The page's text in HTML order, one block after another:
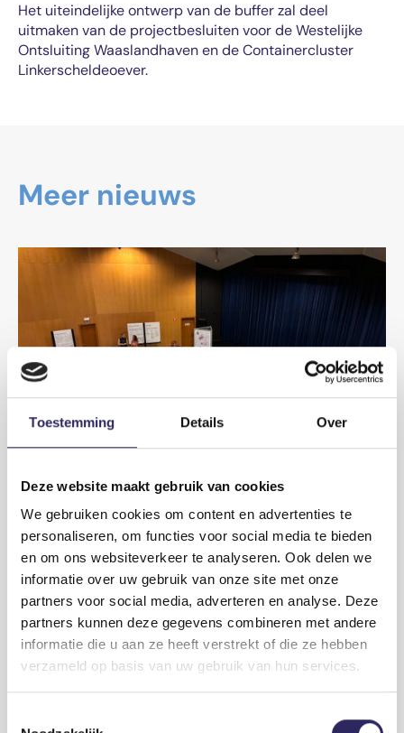
Toestemming Details Over
Deze website maakt gebruik van cookies
We gebruiken cookies om content en advertenties te
personaliseren, om functies voor social media te bieden
en om ons websiteverkeer te analyseren. Ook delen we
informatie over uw gebruik van onze site met onze
partners voor social media, adverteren en analyse. Deze
partners kunnen deze gegevens combineren met andere
informatie die u aan ze heeft verstrekt of die ze hebben
verzameld op basis van uw gebruik van hun services.
Het uiteindelijke ontwerp van de buffer zal deel
uitmaken van de projectbesluiten voor de Westelijke
Ontsluiting Waaslandhaven en de Containercluster
Linkerscheldeoever.
Meer nieuws
2026-06-26
Infomarkt licht openbaar onderzoek
Containercluster Linkerscheldeoever toe
Ruim 150 geïnteresseerden bezochten de infomarkt over het
openbaar onderzoek van Containercluster Linkerscheldeoever.
Zij wonnen informatie in en deelden hun bezorgdheden en
standpunten over het deelproject binnen het complex project
Extra Containerbehandelingscapaciteit Antwerpen (ECA).
Lees meer